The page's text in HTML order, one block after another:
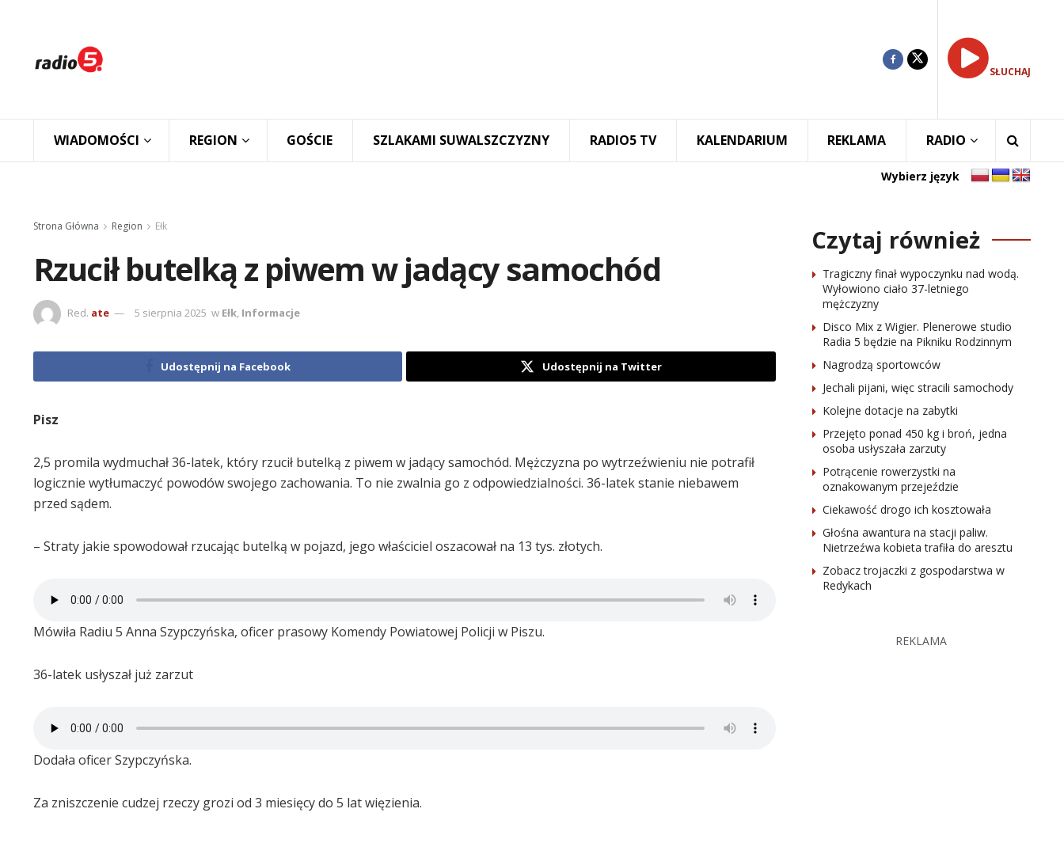
SŁUCHAJ
WIADOMOŚCI REGION GOŚCIE SZLAKAMI SUWALSZCZYZNY RADIO5 TV KALENDARIUM REKLAMA RADIO
Wybierz język
Strona Główna Region Ełk
Rzucił butelką z piwem w jadący samochód
Red. ate 5 sierpnia 2025 w Ełk, Informacje
Udostępnij na Facebook Udostępnij na Twitter
Pisz
2,5 promila wydmuchał 36-latek, który rzucił butelką z piwem w jadący samochód. Mężczyzna po wytrzeźwieniu nie potrafił
logicznie wytłumaczyć powodów swojego zachowania. To nie zwalnia go z odpowiedzialności. 36-latek stanie niebawem
przed sądem.
– Straty jakie spowodował rzucając butelką w pojazd, jego właściciel oszacował na 13 tys. złotych.
Mówiła Radiu 5 Anna Szypczyńska, oficer prasowy Komendy Powiatowej Policji w Piszu.
36-latek usłyszał już zarzut
Dodała oficer Szypczyńska.
Za zniszczenie cudzej rzeczy grozi od 3 miesięcy do 5 lat więzienia.
Czytaj również
Tragiczny finał wypoczynku nad wodą.
Wyłowiono ciało 37-letniego
mężczyzny
Disco Mix z Wigier. Plenerowe studio
Radia 5 będzie na Pikniku Rodzinnym
Nagrodzą sportowców
Jechali pijani, więc stracili samochody
Kolejne dotacje na zabytki
Przejęto ponad 450 kg i broń, jedna
osoba usłyszała zarzuty
Potrącenie rowerzystki na
oznakowanym przejeździe
Ciekawość drogo ich kosztowała
Głośna awantura na stacji paliw.
Nietrzeźwa kobieta trafiła do aresztu
Zobacz trojaczki z gospodarstwa w
Redykach
REKLAMA